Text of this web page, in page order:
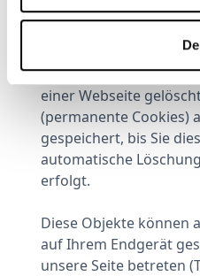
Ihrem Endgerät
vorübergehend für die
(Session-Cookies) und
einer Webseite
(permanente Cookies)
gespeichert, bis Sie
automatische
erfolgt.
Diese Objekte können
auf Ihrem Endgerät
unsere Seite betreten